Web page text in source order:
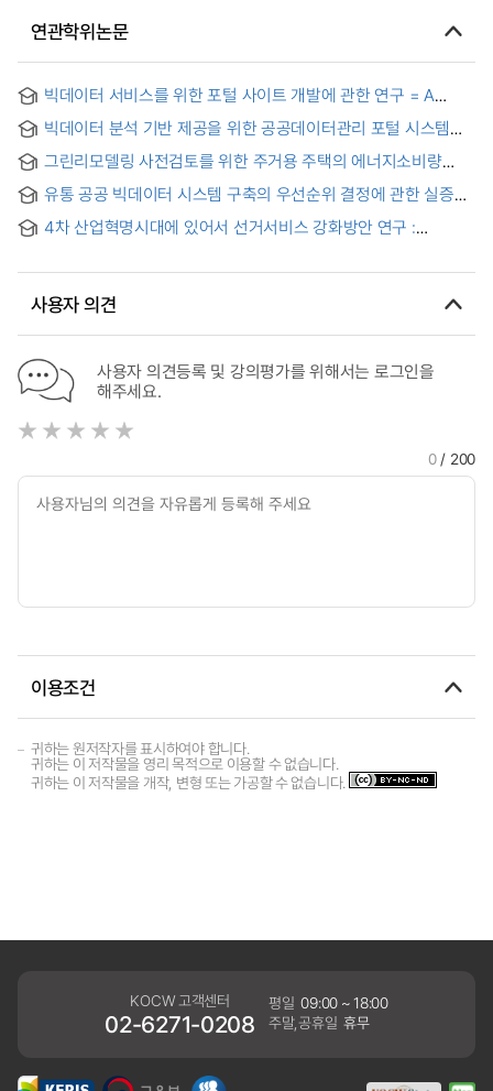
연관학위논문
빅데이터 서비스를 위한 포털 사이트 개발에 관한 연구 = A
Study on the Development of Portal Site for Big Data
Service
빅데이터 분석 기반 제공을 위한 공공데이터관리 포털 시스템
구축 프레임워크
그린리모델링 사전검토를 위한 주거용 주택의 에너지소비량
빅데이터 분석모델에 관한 연구
유통 공공 빅데이터 시스템 구축의 우선순위 결정에 관한 실증
연구 = An Empirical Study of Prioritization Decision on the
Establishment of Distribution Public Big Data Systems
4차 산업혁명시대에 있어서 선거서비스 강화방안 연구 :
사용자 의견
사용자 의견등록 및 강의평가를 위해서는 로그인을
해주세요.
0/ 200
이용조건
귀하는 원저작자를 표시하여야 합니다.
귀하는 이 저작물을 영리 목적으로 이용할 수 없습니다.
귀하는 이 저작물을 개작, 변형 또는 가공할 수 없습니다.
KOCW 고객센터
02-6271-0208
평일 09:00 ~ 18:00
주말,공휴일 휴무